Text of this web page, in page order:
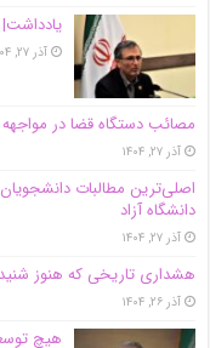
یادداشت|
آذر ۲۷, ۱۴۰۴
مصائب دستگاه قضا در
آذر ۲۷, ۱۴۰۴
اصلی‌ترین مطالبات
دانشگاه آز‌اد
آذر ۲۷, ۱۴۰۴
هشداری تاریخی که هنوز
آذر ۲۶, ۱۴۰۴
هیچ